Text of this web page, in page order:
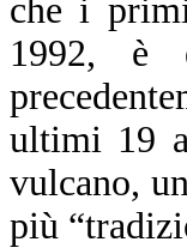
che i
1992, è
ultimi 19
vulcano,
più